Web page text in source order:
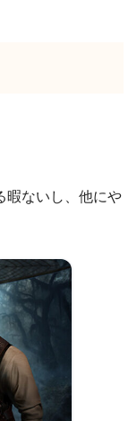
暇ないし、他にや